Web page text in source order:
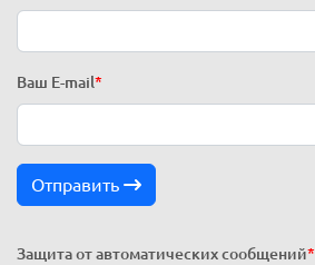
Ваш E-mail*
Отправить
Защита от автоматических сообщений*